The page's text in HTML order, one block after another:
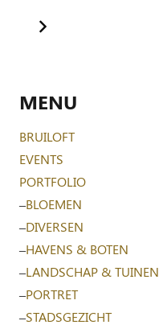
MENU
BRUILOFT
EVENTS
PORTFOLIO
–BLOEMEN
–DIVERSEN
–HAVENS & BOTEN
–LANDSCHAP & TUINEN
–PORTRET
–STADSGEZICHT